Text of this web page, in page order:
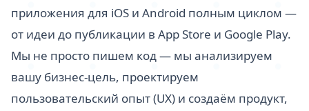
приложения для iOS и Android полным циклом —
от идеи до публикации в App Store и Google Play.
Мы не просто пишем код — мы анализируем
вашу бизнес-цель, проектируем
пользовательский опыт (UX) и создаём продукт,